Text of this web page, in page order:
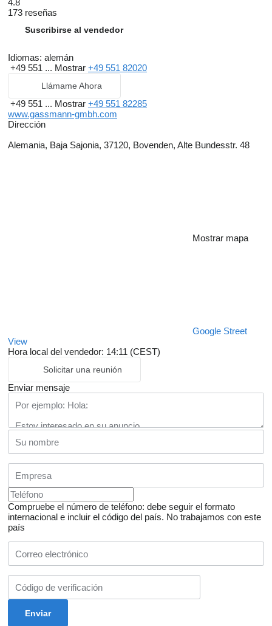
4.8
173 reseñas
Suscribirse al vendedor
Idiomas: alemán
+49 551 ... Mostrar +49 551 82020
Llámame Ahora
+49 551 ... Mostrar +49 551 82285
www.gassmann-gmbh.com
Dirección
Alemania, Baja Sajonia, 37120, Bovenden, Alte Bundesstr. 48
Mostrar mapa
Google Street
View
Hora local del vendedor: 14:11 (CEST)
Solicitar una reunión
Enviar mensaje
Compruebe el número de teléfono: debe seguir el formato
internacional e incluir el código del país. No trabajamos con este
país